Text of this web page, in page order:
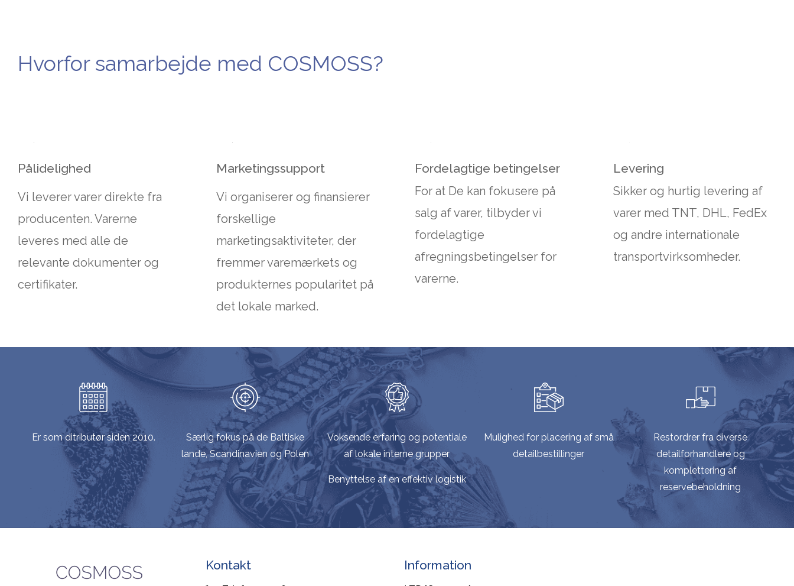
Hvorfor samarbejde med COSMOSS?
Pålidelighed
Vi leverer varer direkte fra
producenten. Varerne
leveres med alle de
relevante dokumenter og
certifikater.
Marketingssupport
Vi organiserer og finansierer
forskellige
marketingsaktiviteter, der
fremmer varemærkets og
produkternes popularitet på
det lokale marked.
Fordelagtige betingelser
For at De kan fokusere på
salg af varer, tilbyder vi
fordelagtige
afregningsbetingelser for
varerne.
Levering
Sikker og hurtig levering af
varer med TNT, DHL, FedEx
og andre internationale
transportvirksomheder.
Er som ditributør siden 2010.
Særlig fokus på de Baltiske
lande, Scandinavien og Polen
Voksende erfaring og potentiale
af lokale interne grupper
Benyttelse af en effektiv logistik
Mulighed for placering af små
detailbestillinger
Restordrer fra diverse
detailforhandlere og
komplettering af
reservebeholdning
Kontakt Information